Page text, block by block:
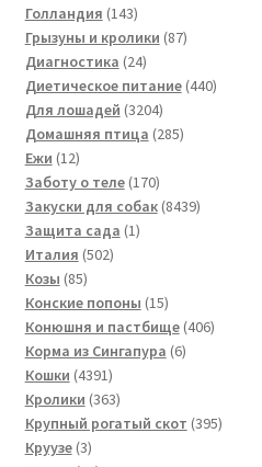
Голландия 143143
товара
Грызуны и кролики 8787
Диагностика 2424
товара
Диетическое питание 440440
Для лошадей 32043204
товара
Домашняя птица 285285
Ежи 1212
товаров
Заботу о теле 170170
товаров
Закуски для собак 84398439
Защита сада 11
Италия 502502
Козы 8585
товаров
Конские попоны 1515
товаров
Конюшня и пастбище 406406
Корма из Сингапура 66
Кошки 43914391
товар
Кролики 363363
товара
Крупный рогатый скот 395395
Круузе 33